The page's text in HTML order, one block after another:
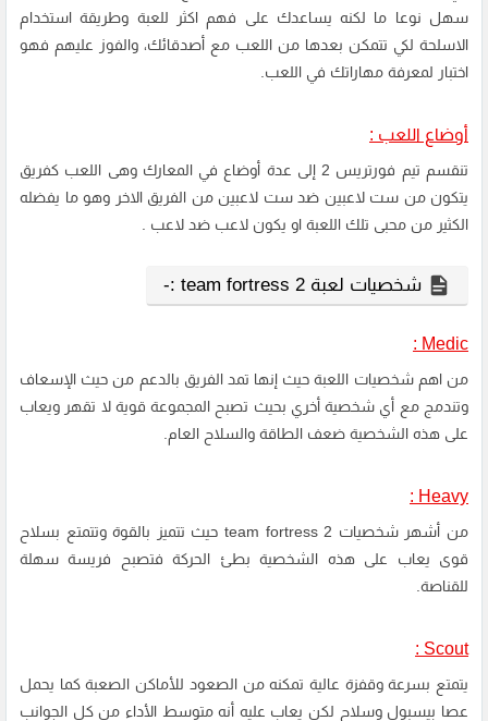
سهل نوعا ما لكنه يساعدك على فهم اكثر للعبة وطريقة استخدام
الاسلحة لكي تتمكن بعدها من اللعب مع أصدقائك، والفوز عليهم فهو
اختبار لمعرفة مهاراتك في اللعب.
أوضاع اللعب :
تنقسم تيم فورتريس 2 إلى عدة أوضاع في المعارك وهى اللعب كفريق
يتكون من ست لاعبين ضد ست لاعبين من الفريق الاخر وهو ما يفضله
الكثير من محبى تلك اللعبة او يكون لاعب ضد لاعب .
شخصيات لعبة team fortress 2 :-
Medic :
من اهم شخصيات اللعبة حيث إنها تمد الفريق بالدعم من حيث الإسعاف
وتندمج مع أي شخصية أخري بحيث تصبح المجموعة قوية لا تقهر ويعاب
على هذه الشخصية ضعف الطاقة والسلاح العام.
Heavy :
من أشهر شخصيات team fortress 2 حيث تتميز بالقوة وتتمتع بسلاح
قوى يعاب على هذه الشخصية بطئ الحركة فتصبح فريسة سهلة
للقناصة.
Scout :
يتمتع بسرعة وقفزة عالية تمكنه من الصعود للأماكن الصعبة كما يحمل
عصا بيسبول وسلاح لكن يعاب عليه أنه متوسط الأداء من كل الجوانب